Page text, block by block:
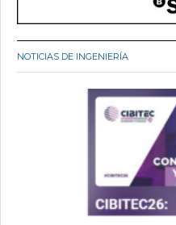
NOTICIAS DE INGENIERÍA